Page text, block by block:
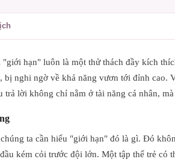
hạn" luôn là một thử thách đầy kích
nghi ngờ về khả năng vươn tới đỉnh cao.
lời không chỉ nằm ở tài năng cá nhân,
ta cần hiểu "giới hạn" đó là gì. Đó
kém cỏi trước đội lớn. Một tập thể trẻ